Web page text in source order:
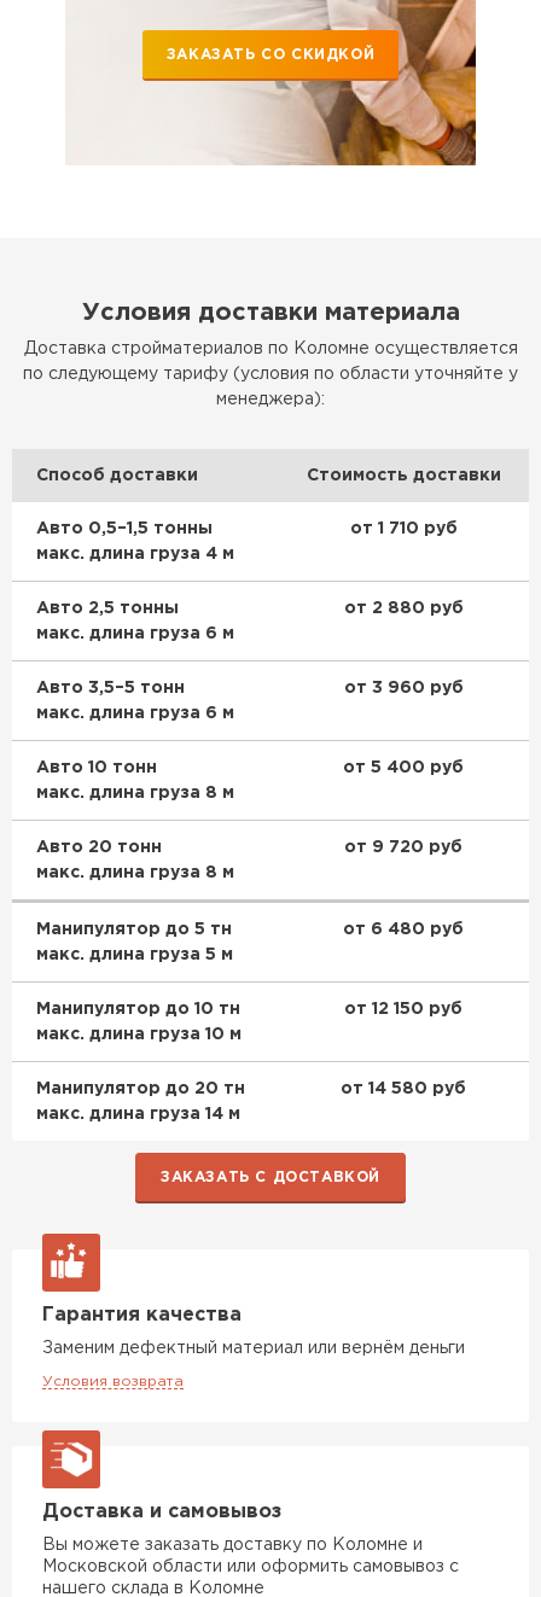
ЗАКАЗАТЬ СО СКИДКОЙ
Условия доставки материала
Доставка стройматериалов по Коломне осуществляется
по следующему тарифу (условия по области уточняйте у
менеджера):
Способ доставки Стоимость доставки
Авто 0,5–1,5 тонны
макс. длина груза 4 м
от 1 710 руб
Авто 2,5 тонны
макс. длина груза 6 м
от 2 880 руб
Авто 3,5–5 тонн
макс. длина груза 6 м
от 3 960 руб
Авто 10 тонн
макс. длина груза 8 м
от 5 400 руб
Авто 20 тонн
макс. длина груза 8 м
от 9 720 руб
Манипулятор до 5 тн
макс. длина груза 5 м
от 6 480 руб
Манипулятор до 10 тн
макс. длина груза 10 м
от 12 150 руб
Манипулятор до 20 тн
макс. длина груза 14 м
от 14 580 руб
ЗАКАЗАТЬ С ДОСТАВКОЙ
Гарантия качества
Заменим дефектный материал или вернём деньги
Условия возврата
Доставка и самовывоз
Вы можете заказать доставку по Коломне и
Московской области или оформить самовывоз с
нашего склада в Коломне